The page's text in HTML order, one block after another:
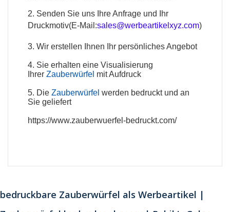
2. Senden Sie uns Ihre Anfrage und Ihr
Druckmotiv(E-Mail:sales@werbeartikelxyz.com)
3. Wir erstellen Ihnen Ihr persönliches Angebot
4. Sie erhalten eine Visualisierung
IhrerZauberwürfel mit Aufdruck
5. DieZauberwürfel werden bedruckt und an
Sie geliefert
https://www.zauberwuerfel-bedruckt.com/
bedruckbare Zauberwürfel als Werbeartikel |